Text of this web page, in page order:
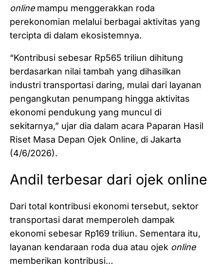
online mampu menggerakkan roda
perekonomian melalui berbagai aktivitas yang
tercipta di dalam ekosistemnya.
“Kontribusi sebesar Rp565 triliun dihitung
berdasarkan nilai tambah yang dihasilkan
industri transportasi daring, mulai dari layanan
pengangkutan penumpang hingga aktivitas
ekonomi pendukung yang muncul di
sekitarnya,” ujar dia dalam acara Paparan Hasil
Riset Masa Depan Ojek Online, di Jakarta
(4/6/2026).
Andil terbesar dari ojek online
Dari total kontribusi ekonomi tersebut, sektor
transportasi darat memperoleh dampak
ekonomi sebesar Rp169 triliun. Sementara itu,
layanan kendaraan roda dua atau ojek online
memberikan kontribusi…